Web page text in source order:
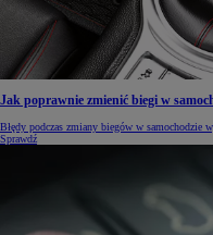
Jak poprawnie zmienić biegi w
Błędy podczas zmiany biegów w samochodzie
Sprawdź